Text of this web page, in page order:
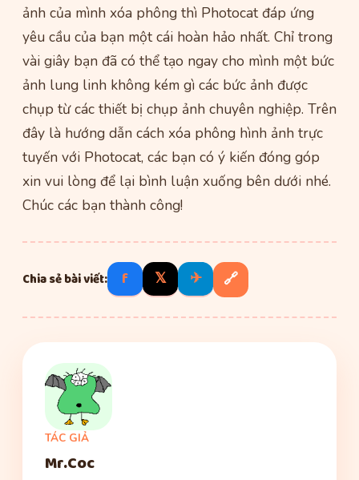
ảnh của mình xóa phông thì Photocat đáp ứng
yêu cầu của bạn một cái hoàn hảo nhất. Chỉ trong
vài giây bạn đã có thể tạo ngay cho mình một bức
ảnh lung linh không kém gì các bức ảnh được
chụp từ các thiết bị chụp ảnh chuyên nghiệp. Trên
đây là hướng dẫn cách xóa phông hình ảnh trực
tuyến với Photocat, các bạn có ý kiến đóng góp
xin vui lòng để lại bình luận xuống bên dưới nhé.
Chúc các bạn thành công!
Chia sẻ bài viết: f 𝕏 ✈ 🔗
TÁC GIẢ
Mr.Coc